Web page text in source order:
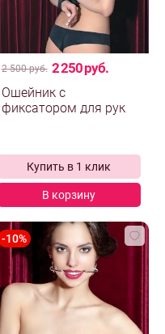
2 250 руб.
2 500 руб.
Купить в 1 клик
В корзину